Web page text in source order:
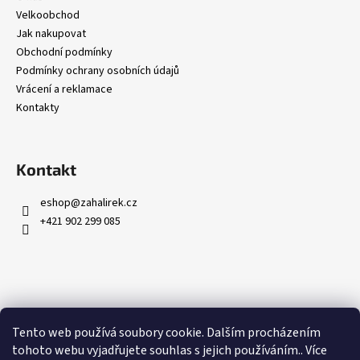
Tento web používá soubory cookie. Dalším procházením
tohoto webu vyjadřujete souhlas s jejich používáním.. Více
Velkoobchod
Jak nakupovat
Obchodní podmínky
Podmínky ochrany osobních údajů
Vrácení a reklamace
Kontakty
Kontakt
eshop@zahalirek.cz
+421 902 299 085
Přijímáme online platby